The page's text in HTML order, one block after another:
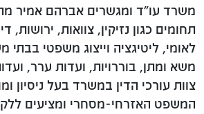
משרד עו"ד ומגשרים אברהם אמיר
תחומים כגון נזיקין, צוואות, ירושות,
לאומי, ליטיגציה וייצוג משפטי בבתי
משא ומתן, בוררויות, ועדות ערר,
צוות עורכי הדין במשרד בעל ניסיון
המשפט האזרחי-מסחרי ומציעים